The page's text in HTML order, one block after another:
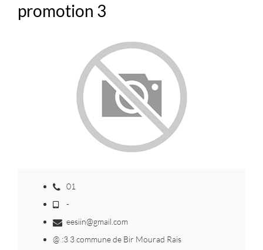
promotion 3
01
-
eesiin@gmail.com
@ :3 3 commune de Bir Mourad Rais